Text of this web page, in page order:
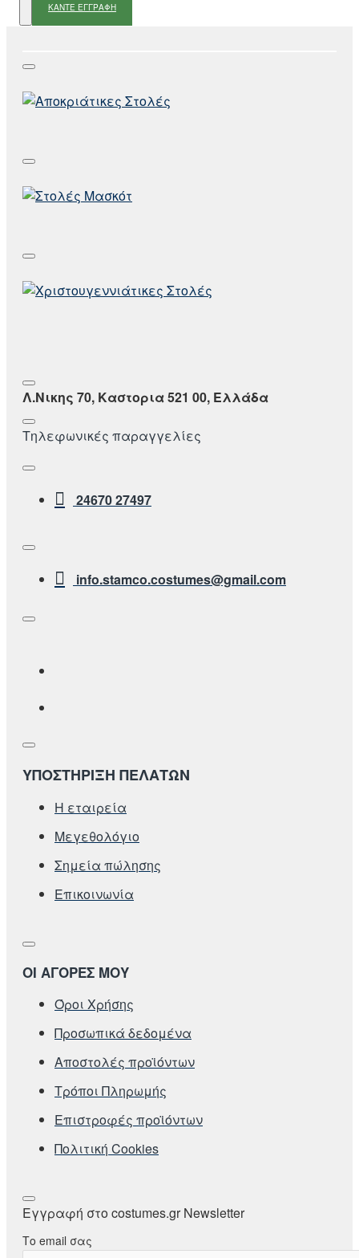
ΚΑΝΤΕ ΕΓΓΡΑΦΗ
Λ.Νικης 70, Καστορια 521 00, Ελλάδα
Τηλεφωνικές παραγγελίες
24670 27497
info.stamco.costumes@gmail.com
ΥΠΟΣΤΗΡΙΞΗ ΠΕΛΑΤΩΝ
Η εταιρεία
Μεγεθολόγιο
Σημεία πώλησης
Επικοινωνία
ΟΙ ΑΓΟΡΕΣ ΜΟΥ
Όροι Χρήσης
Προσωπικά δεδομένα
Αποστολές προϊόντων
Τρόποι Πληρωμής
Επιστροφές προϊόντων
Πολιτική Cookies
Εγγραφή στο costumes.gr Newsletter
Το email σας